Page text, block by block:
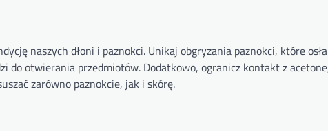
naszych dłoni i paznokci. Unikaj obgryzania paznokci, które
do otwierania przedmiotów. Dodatkowo, ogranicz kontakt z
zarówno paznokcie, jak i skórę.